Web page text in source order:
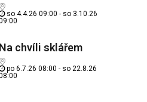
so 4.4.26 09:00 - so 3.10.26
Na chvíli sklářem
po 6.7.26 08:00 - so 22.8.26